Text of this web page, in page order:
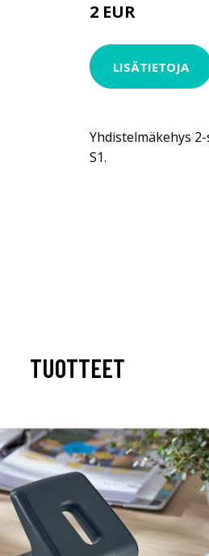
2 EUR
LISÄTIETOJA
Yhdistelmäkehys
S1.
TUOTTEET